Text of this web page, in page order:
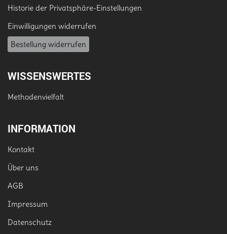
Historie der Privatsphäre-Einstellungen
Einwilligungen widerrufen
Bestellung widerrufen
WISSENSWERTES
Methodenvielfalt
INFORMATION
Kontakt
Über uns
AGB
Impressum
Datenschutz